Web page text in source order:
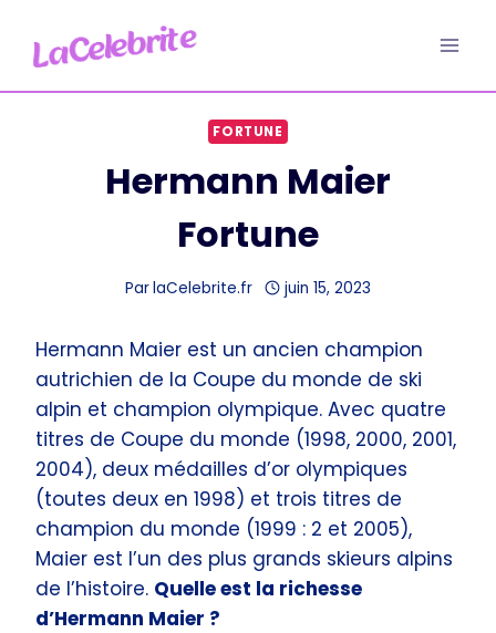
contenu
FORTUNE
Hermann Maier
Fortune
ParlaCelebrite.fr juin 15, 2023
Hermann Maier est un ancien champion
autrichien de la Coupe du monde de ski
alpin et champion olympique. Avec quatre
titres de Coupe du monde (1998, 2000, 2001,
2004), deux médailles d’or olympiques
(toutes deux en 1998) et trois titres de
champion du monde (1999 : 2 et 2005),
Maier est l’un des plus grands skieurs alpins
de l’histoire. Quelle est la richesse
d’Hermann Maier ?